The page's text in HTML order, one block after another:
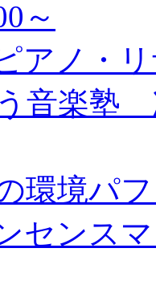
～
アノ・リ
音楽塾
環境パ
センス